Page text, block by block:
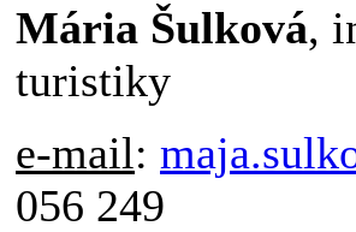
Mária Šulková,
turistiky
e-mail:
056 249